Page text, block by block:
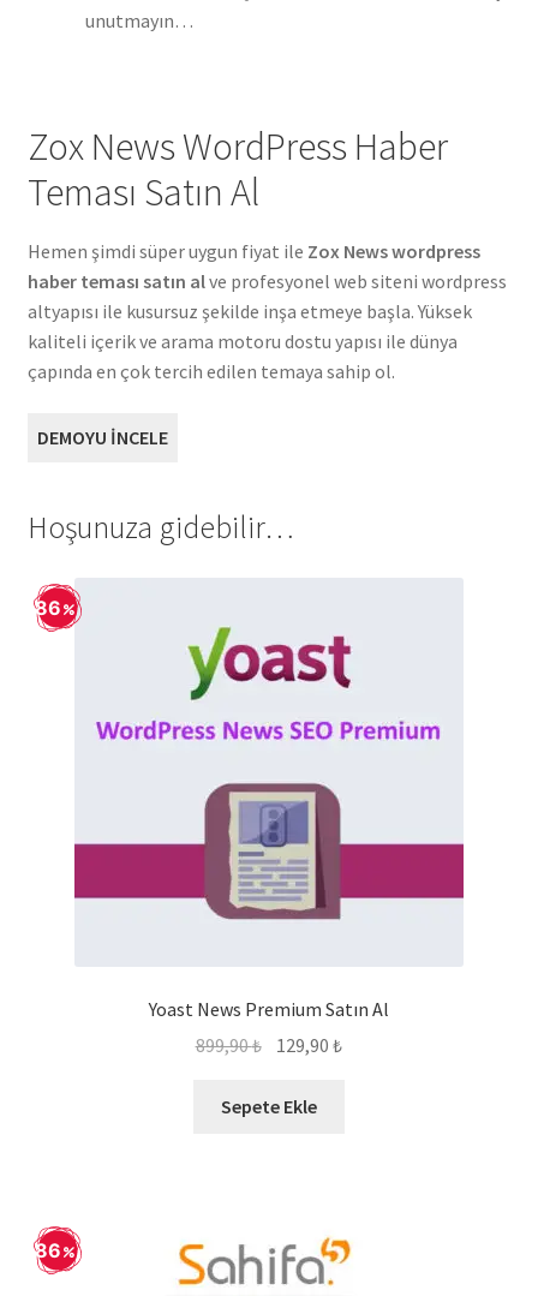
unutmayın…
Zox News WordPress Haber
Teması Satın Al
Hemen şimdi süper uygun fiyat ile Zox News wordpress
haber teması satın alve profesyonel web siteni wordpress
altyapısı ile kusursuz şekilde inşa etmeye başla. Yüksek
kaliteli içerik ve arama motoru dostu yapısı ile dünya
çapında en çok tercih edilen temaya sahip ol.
DEMOYU İNCELE
Hoşunuza gidebilir…
Yoast News Premium Satın Al
86
899,90₺ Orijinal
899,90 ₺.
129,90₺Şu
Sepete Ekle
86